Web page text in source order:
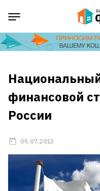
финансовой
России
09.07.2013